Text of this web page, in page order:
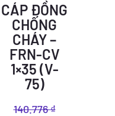
CÁP ĐỒNG
CHỐNG
CHÁY –
FRN-CV
1×35 (V-
75)
140.776₫